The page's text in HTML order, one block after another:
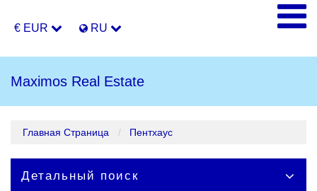
€ EUR RU
Maximos Real Estate
Главная Страница Пентхаус
Детальный поиск